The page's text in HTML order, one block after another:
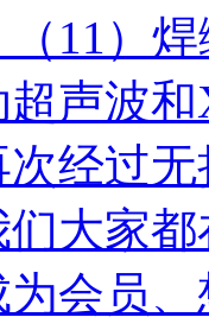
11）
声波
经过
大家
会员